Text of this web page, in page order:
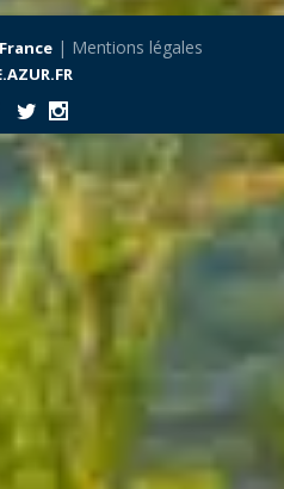
| Mentions légales